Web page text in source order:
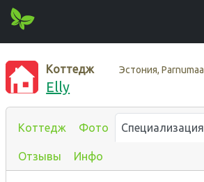
Коттедж Эстония, Parnumaa
Elly
Коттедж Фото Специализация
Отзывы Инфо